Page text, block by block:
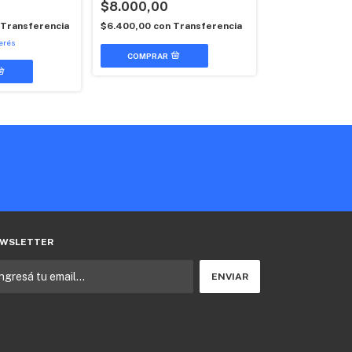
Transferencia
$8.000,00
$6.400,00 con Transferencia